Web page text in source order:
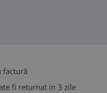
factură
fi returnat in 3 zile